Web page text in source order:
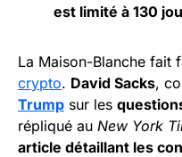
est limité à 130
La Maison-Blanche fait
crypto. David Sacks,
Trump sur les
répliqué au New York
article détaillant les